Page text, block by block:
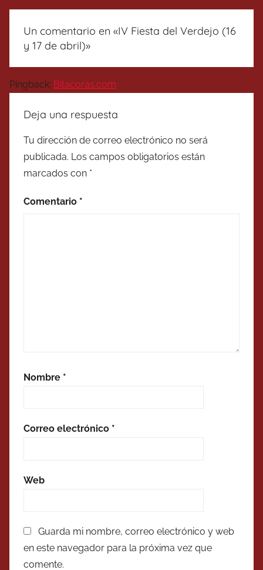
Un comentario en «IV Fiesta del Verdejo (16
y 17 de abril)»
Pingback: Bitacoras.com
Deja una respuesta
Tu dirección de correo electrónico no será
publicada. Los campos obligatorios están
marcados con *
Comentario *
Nombre *
Correo electrónico *
Web
Guarda mi nombre, correo electrónico y web
en este navegador para la próxima vez que
comente.